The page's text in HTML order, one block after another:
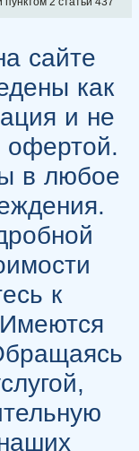
сайте
как
и не
офертой.
в любое
к